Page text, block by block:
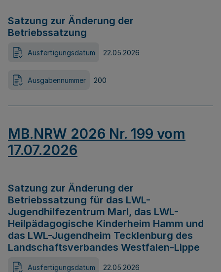
Satzung zur Änderung der
Betriebssatzung
Ausfertigungsdatum 22.05.2026
Ausgabennummer 200
MB.NRW 2026 Nr. 199 vom
17.07.2026
Satzung zur Änderung der
Betriebssatzung für das LWL-
Jugendhilfezentrum Marl, das LWL-
Heilpädagogische Kinderheim Hamm und
das LWL-Jugendheim Tecklenburg des
Landschaftsverbandes Westfalen-Lippe
Ausfertigungsdatum 22.05.2026